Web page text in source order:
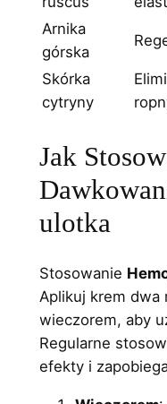
Arnika
górska
Skórka
cytryny
Jak
ulotka
Stosowanie
Aplikuj krem dwa
wieczorem, aby
Regularne
efekty i